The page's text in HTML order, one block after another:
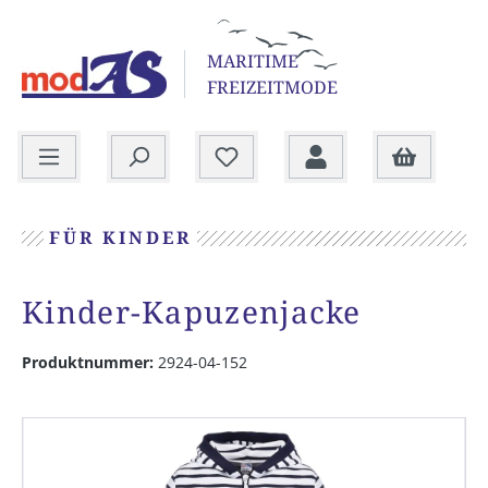
MARITIME
FREIZEITMODE
FÜR KINDER
Kinder-Kapuzenjacke
Produktnummer: 2924-04-152
Bildergalerie überspringen